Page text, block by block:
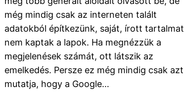
még mindig csak az interneten talált
adatokból építkezünk, saját, írott tartalmat
nem kaptak a lapok. Ha megnézzük a
megjelenések számát, ott látszik az
emelkedés. Persze ez még mindig csak azt
mutatja, hogy a Google…